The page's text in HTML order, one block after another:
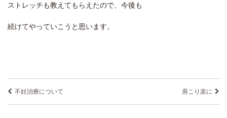
ストレッチも教えてもらえたので、今後も
続けてやっていこうと思います。
肩こり楽に
不妊治療について